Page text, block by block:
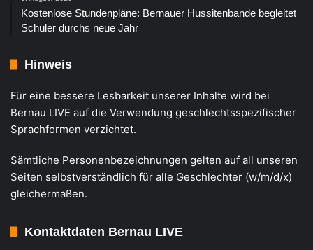
Kostenlose Stundenpläne: Bernauer Hussitenbande begleitet
Schüler durchs neue Jahr
Hinweis
Für eine bessere Lesbarkeit unserer Inhalte wird bei
Bernau LIVE auf die Verwendung geschlechtsspezifischer
Sprachformen verzichtet.
Sämtliche Personenbezeichnungen gelten auf all unseren
Seiten selbstverständlich für alle Geschlechter (w/m/d/x)
gleichermaßen.
Kontaktdaten Bernau LIVE